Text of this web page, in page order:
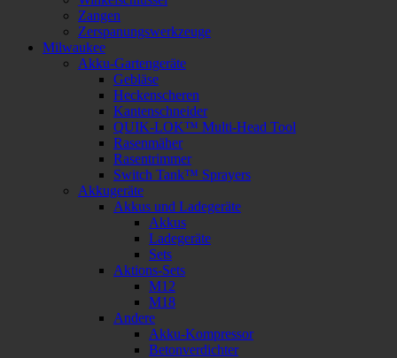
Zangen
Zerspanungswerkzeuge
Milwaukee
Akku-Gartengeräte
Gebläse
Heckenscheren
Kantenschneider
QUIK-LOK™ Multi-Head Tool
Rasenmäher
Rasentrimmer
Switch Tank™ Sprayers
Akkugeräte
Akkus und Ladegeräte
Akkus
Ladegeräte
Sets
Aktions-Sets
M12
M18
Andere
Akku-Kompressor
Betonverdichter